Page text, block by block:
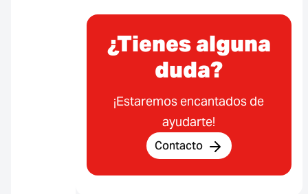
¿Tienes alguna
duda?
¡Estaremos encantados de
ayudarte!
Contacto